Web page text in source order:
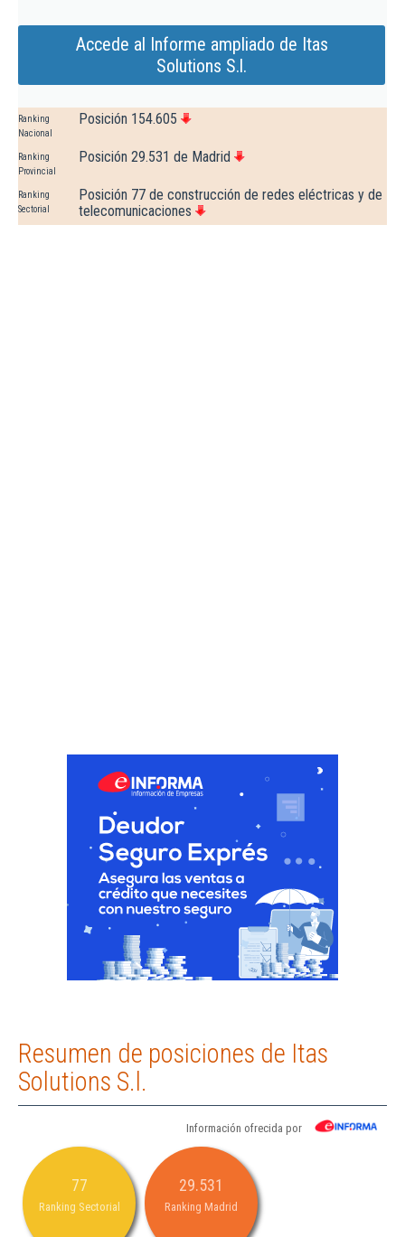
Accede al Informe ampliado de Itas
Solutions S.l.
Ranking
Nacional
Posición 154.605
Ranking
Provincial
Posición 29.531 de Madrid
Ranking
Sectorial
Posición 77 de construcción de redes eléctricas y de
telecomunicaciones
Resumen de posiciones de Itas
Solutions S.l.
Información ofrecida por
77
Ranking Sectorial
29.531
Ranking Madrid